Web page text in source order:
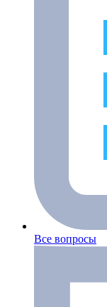
Все вопросы